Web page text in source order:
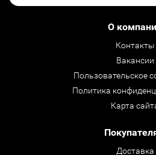
О
Контакты
Вакансии
Пользовательское
Политика
Карта
Доставка